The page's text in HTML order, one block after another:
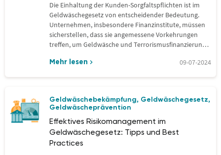
Die Einhaltung der Kunden-Sorgfaltspflichten ist im
Geldwäschegesetz von entscheidender Bedeutung.
Unternehmen, insbesondere Finanzinstitute, müssen
sicherstellen, dass sie angemessene Vorkehrungen
treffen, um Geldwäsche und Terrorismusfinanzierung
Mehr lesen 09-07-2024
Geldwäschebekämpfung, Geldwäschegesetz,
Geldwäscheprävention
Effektives Risikomanagement im
Geldwäschegesetz: Tipps und Best
Practices